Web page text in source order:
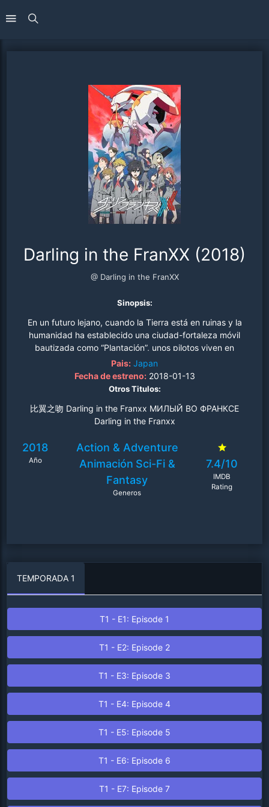
Darling in the FranXX (2018)
@ Darling in the FranXX
Sinopsis:
En un futuro lejano, cuando la Tierra está en ruinas y la
humanidad ha establecido una ciudad-fortaleza móvil
bautizada como “Plantación”, unos pilotos viven en
Mistilteinn, la “Jaula de pájaros”. Los niños viven allí sin
conocer el mundo exterior ni la libertad. Su vida consiste
en luchar y superar misiones contra unas formas de vida
enfrentarse a ellos, utilizan los robots Franxx. Un chico
llamado Hiro está bautizado como Code:016 y, una vez,
quedado atrás y su existencia parece innecesaria. No
pilotar un Franxx es igual a no existir. Un día, una chica
misteriosa conocida como “Zero Two” aparece ante él y
dos cuernos surgen de su cabeza..
Pais: Japan
Fecha de estreno:2018-01-13
Otros Titulos:
比翼之吻 Darling in the Franxx МИЛЫЙ ВО ФРАНКCЕ
Darling in the Franxx
2018
Año
Action & Adventure
Animación Sci-Fi &
Fantasy
Generos
7.4/10
IMDB
Rating
TEMPORADA 1
T1 - E1: Episode 1
T1 - E2: Episode 2
T1 - E3: Episode 3
T1 - E4: Episode 4
T1 - E5: Episode 5
T1 - E6: Episode 6
T1 - E7: Episode 7